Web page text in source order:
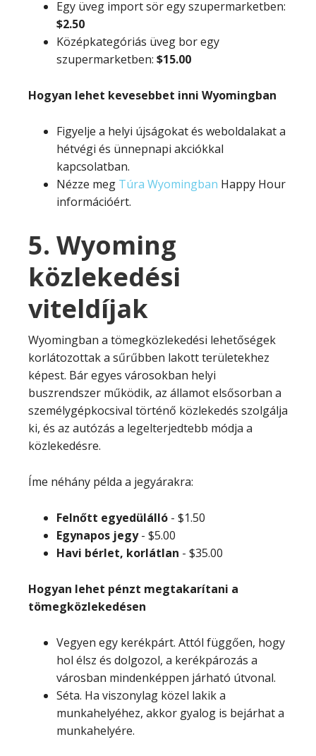
Egy üveg import sör egy szupermarketben:
$2.50
Középkategóriás üveg bor egy
szupermarketben: $15.00
Hogyan lehet kevesebbet inni Wyomingban
Figyelje a helyi újságokat és weboldalakat a
hétvégi és ünnepnapi akciókkal
kapcsolatban.
Nézze meg Túra Wyomingban Happy Hour
információért.
5. Wyoming
közlekedési
viteldíjak
Wyomingban a tömegközlekedési lehetőségek
korlátozottak a sűrűbben lakott területekhez
képest. Bár egyes városokban helyi
buszrendszer működik, az államot elsősorban a
személygépkocsival történő közlekedés szolgálja
ki, és az autózás a legelterjedtebb módja a
közlekedésre.
Íme néhány példa a jegyárakra:
Felnőtt egyedülálló - $1.50
Egynapos jegy- $5.00
Havi bérlet, korlátlan - $35.00
Hogyan lehet pénzt megtakarítani a
tömegközlekedésen
Vegyen egy kerékpárt. Attól függően, hogy
hol élsz és dolgozol, a kerékpározás a
városban mindenképpen járható útvonal.
Séta. Ha viszonylag közel lakik a
munkahelyéhez, akkor gyalog is bejárhat a
munkahelyére.